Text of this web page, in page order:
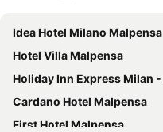
Idea Hotel Milano Malpensa Airport
Hotel Villa Malpensa
Holiday Inn Express Milan - Malpensa Airport By Ihg
Cardano Hotel Malpensa
First Hotel Malpensa